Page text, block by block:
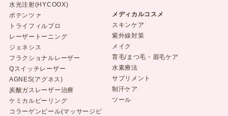
水光注射(HYCOOX)
ポテンツァ
トライフィルプロ
レーザートーニング
ジェネシス
フラクショナルレーザー
Qスイッチレーザー
AGNES(アグネス)
炭酸ガスレーザー治療
ケミカルピーリング
コラーゲンピール(マッサージピ
メディカルコスメ
スキンケア
紫外線対策
メイク
育毛/まつ毛・眉毛ケア
水素療法
サプリメント
制汗ケア
ツール